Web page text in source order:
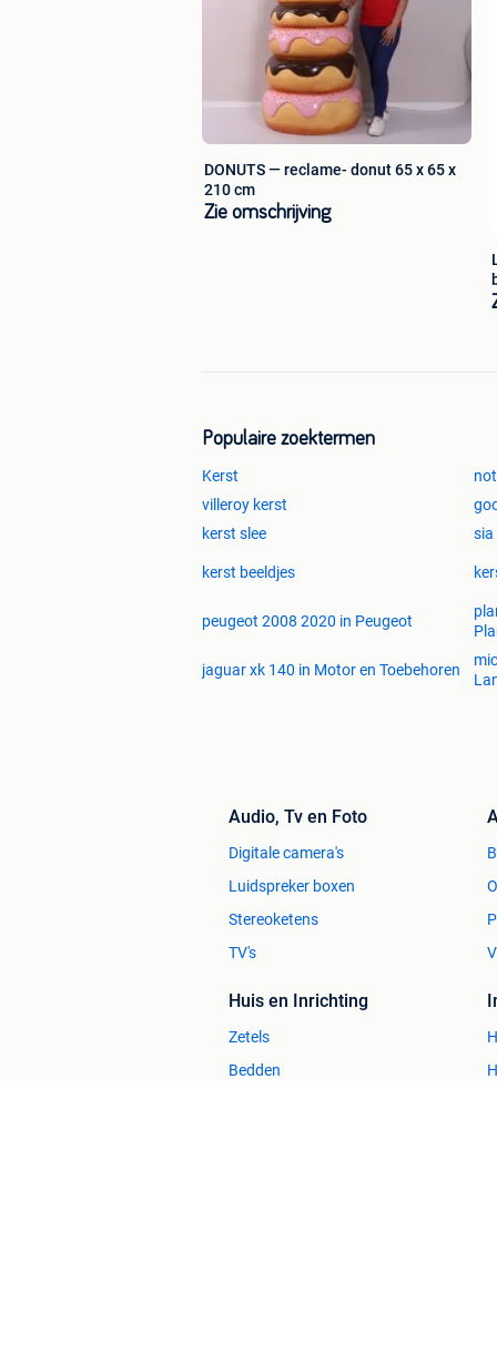
DONUTS — reclame- donut 65 x 65 x
210 cm
Zie omschrijving
Populaire zoektermen
Kerst
villeroy kerst
kerst slee
sia
kerst beeldjes
peugeot 2008 2020 in Peugeot
jaguar xk 140 in Motor en Toebehoren
Audio, Tv en Foto
Digitale camera's
Luidspreker boxen
Stereoketens
TV's
Huis en Inrichting
Zetels
Bedden